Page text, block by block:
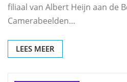
filiaal van Albert Heijn aan de
Camerabeelden…
LEES MEER